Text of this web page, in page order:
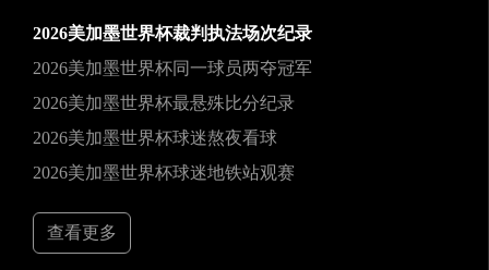
2026美加墨世界杯裁判执法场次纪录
2026美加墨世界杯同一球员两夺冠军
2026美加墨世界杯最悬殊比分纪录
2026美加墨世界杯球迷熬夜看球
2026美加墨世界杯球迷地铁站观赛
查看更多